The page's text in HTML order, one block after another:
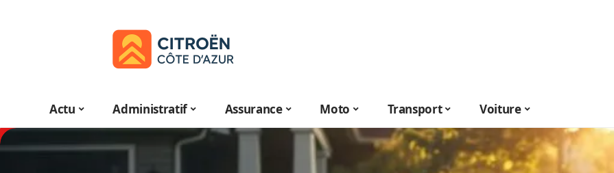
Actu Administratif Assurance Moto Transport Voiture